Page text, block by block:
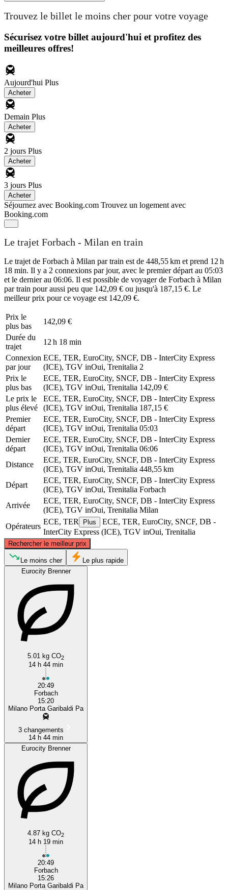
Trouvez le billet le moins cher pour votre voyage
Sécurisez votre billet aujourd'hui et profitez des
meilleures offres!
Aujourd'hui Plus
Acheter
Demain Plus
Acheter
2 jours Plus
Acheter
3 jours Plus
Acheter
Séjournez avec Booking.com Trouvez un logement avec
Booking.com
Le trajet Forbach - Milan en train
Le trajet de Forbach à Milan par train est de 448,55 km et prend 12 h
18 min. Il y a 2 connexions par jour, avec le premier départ au 05:03
et le dernier au 06:06. Il est possible de voyager de Forbach à Milan
par train pour aussi peu que 142,09 € ou jusqu'à 187,15 €. Le
meilleur prix pour ce voyage est 142,09 €.
Prix ​​le
plus bas
142,09 €
Durée du
trajet
12 h 18 min
Connexion
par jour
ECE, TER, EuroCity, SNCF, DB - InterCity Express
(ICE), TGV inOui, Trenitalia 2
Prix ​​le
plus bas
ECE, TER, EuroCity, SNCF, DB - InterCity Express
(ICE), TGV inOui, Trenitalia 142,09 €
Le prix le
plus élevé
ECE, TER, EuroCity, SNCF, DB - InterCity Express
(ICE), TGV inOui, Trenitalia 187,15 €
Premier
départ
ECE, TER, EuroCity, SNCF, DB - InterCity Express
(ICE), TGV inOui, Trenitalia 05:03
Dernier
départ
ECE, TER, EuroCity, SNCF, DB - InterCity Express
(ICE), TGV inOui, Trenitalia 06:06
Distance
ECE, TER, EuroCity, SNCF, DB - InterCity Express
(ICE), TGV inOui, Trenitalia 448,55 km
Départ
ECE, TER, EuroCity, SNCF, DB - InterCity Express
(ICE), TGV inOui, Trenitalia Forbach
Arrivée
ECE, TER, EuroCity, SNCF, DB - InterCity Express
(ICE), TGV inOui, Trenitalia Milan
Opérateurs
ECE, TER Plus
ECE, TER, EuroCity, SNCF, DB -
InterCity Express (ICE), TGV inOui, Trenitalia
Rechercher le meilleur prix
Forbach
© CARTO , ©OpenStreetMapcontributors
Le moins cher
Le plus rapide
Eurocity Brenner
5.01 kg CO2
14 h 44 min
20:49
Forbach
15:20
Milano Porta Garibaldi Pa
3 changements
14 h 44 min
Eurocity Brenner
4.87 kg CO2
14 h 19 min
20:49
Forbach
15:26
Milano Porta Garibaldi Pa